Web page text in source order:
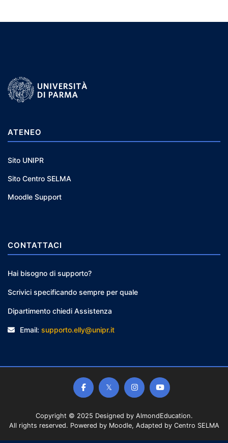
ATENEO
Sito UNIPR
Sito Centro SELMA
Moodle Support
CONTATTACI
Hai bisogno di supporto?
Scrivici specificando sempre per quale
Dipartimento chiedi Assistenza
Email: supporto.elly@unipr.it
Copyright © 2025 Designed by AlmondEducation.
All rights reserved. Powered by Moodle, Adapted by Centro SELMA